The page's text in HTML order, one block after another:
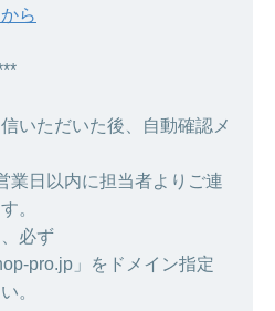
ら
いただいた後、自動確認メ
業日以内に担当者よりご連
。
必ず
pro.jp」をドメイン指定
。